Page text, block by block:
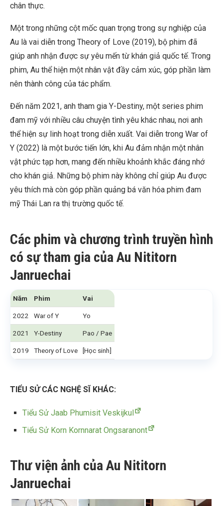
chân thực.
Một trong những cột mốc quan trọng trong sự nghiệp của
Au là vai diễn trong Theory of Love (2019), bộ phim đã
giúp anh nhận được sự yêu mến từ khán giả quốc tế. Trong
phim, Au thể hiện một nhân vật đầy cảm xúc, góp phần làm
nên thành công của tác phẩm.
Đến năm 2021, anh tham gia Y-Destiny, một series phim
đam mỹ với nhiều câu chuyện tình yêu khác nhau, nơi anh
thể hiện sự linh hoạt trong diễn xuất. Vai diễn trong War of
Y (2022) là một bước tiến lớn, khi Au đảm nhận một nhân
vật phức tạp hơn, mang đến nhiều khoảnh khắc đáng nhớ
cho khán giả. Những bộ phim này không chỉ giúp Au được
yêu thích mà còn góp phần quảng bá văn hóa phim đam
mỹ Thái Lan ra thị trường quốc tế.
Các phim và chương trình truyền hình
có sự tham gia của Au Nititorn
Janruechai
Năm Phim Vai
2022 War of Y Yo
2021 Y-Destiny Pao / Pae
2019 Theory of Love [Học sinh]
TIỂU SỬ CÁC NGHỆ SĨ KHÁC:
Tiểu Sử Jaab Phumisit Veskijkul
Tiểu Sử Korn Kornnarat Ongsaranont
Thư viện ảnh của Au Nititorn
Janruechai